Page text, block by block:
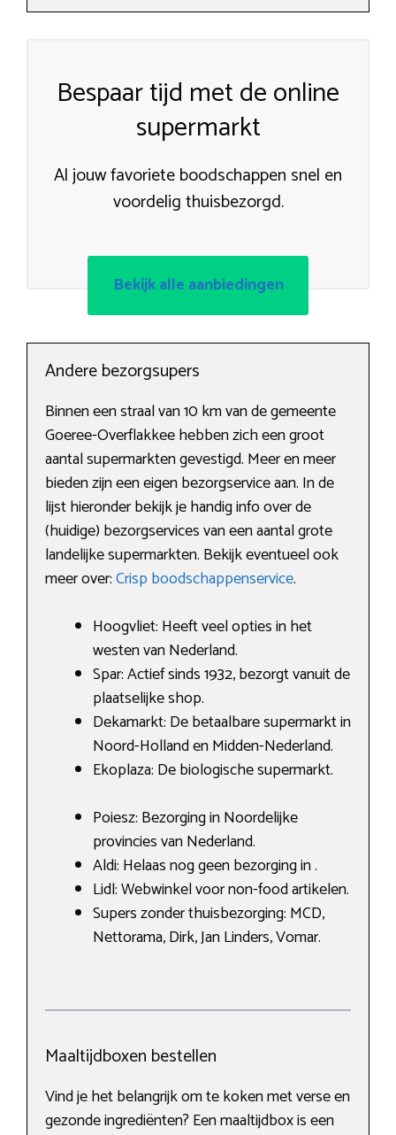
Bespaar tijd met de online
supermarkt
Al jouw favoriete boodschappen snel en
voordelig thuisbezorgd.
Bekijk alle aanbiedingen
Andere bezorgsupers
Binnen een straal van 10 km van de gemeente
Goeree-Overflakkee hebben zich een groot
aantal supermarkten gevestigd. Meer en meer
bieden zijn een eigen bezorgservice aan. In de
lijst hieronder bekijk je handig info over de
(huidige) bezorgservices van een aantal grote
landelijke supermarkten. Bekijk eventueel ook
meer over:Crisp boodschappenservice.
Hoogvliet: Heeft veel opties in het
westen van Nederland.
Spar: Actief sinds 1932, bezorgt vanuit de
plaatselijke shop.
Dekamarkt: De betaalbare supermarkt in
Noord-Holland en Midden-Nederland.
Ekoplaza: De biologische supermarkt.
Poiesz: Bezorging in Noordelijke
provincies van Nederland.
Aldi: Helaas nog geen bezorging in .
Lidl: Webwinkel voor non-food artikelen.
Supers zonder thuisbezorging: MCD,
Nettorama, Dirk, Jan Linders, Vomar.
Maaltijdboxen bestellen
Vind je het belangrijk om te koken met verse en
gezonde ingrediënten? Een maaltijdbox is een